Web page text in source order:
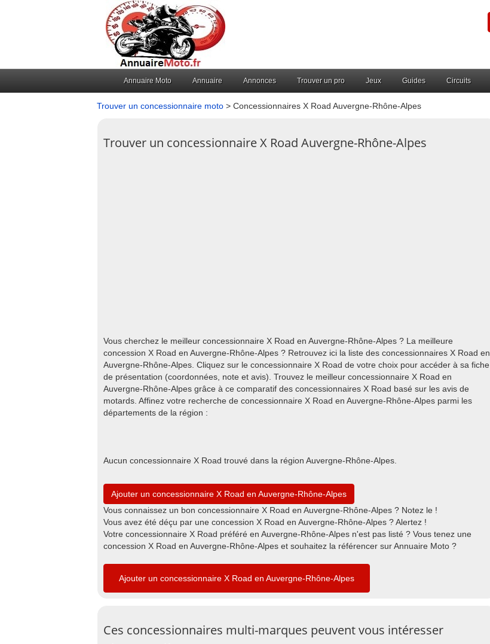
Annuaire Moto Annuaire Annonces Trouver un pro Jeux Guides Circuits
Trouver un concessionnaire moto > Concessionnaires X Road Auvergne-Rhône-Alpes
Trouver un concessionnaire X Road Auvergne-Rhône-Alpes
Vous cherchez le meilleur concessionnaire X Road en Auvergne-Rhône-Alpes ? La meilleure
concession X Road en Auvergne-Rhône-Alpes ? Retrouvez ici la liste des concessionnaires X Road en
Auvergne-Rhône-Alpes. Cliquez sur le concessionnaire X Road de votre choix pour accéder à sa fiche
de présentation (coordonnées, note et avis). Trouvez le meilleur concessionnaire X Road en
Auvergne-Rhône-Alpes grâce à ce comparatif des concessionnaires X Road basé sur les avis de
motards. Affinez votre recherche de concessionnaire X Road en Auvergne-Rhône-Alpes parmi les
départements de la région :
Aucun concessionnaire X Road trouvé dans la région Auvergne-Rhône-Alpes.
Ajouter un concessionnaire X Road en Auvergne-Rhône-Alpes
Vous connaissez un bon concessionnaire X Road en Auvergne-Rhône-Alpes ? Notez le !
Vous avez été déçu par une concession X Road en Auvergne-Rhône-Alpes ? Alertez !
Votre concessionnaire X Road préféré en Auvergne-Rhône-Alpes n'est pas listé ? Vous tenez une
concession X Road en Auvergne-Rhône-Alpes et souhaitez la référencer sur Annuaire Moto ?
Ajouter un concessionnaire X Road en Auvergne-Rhône-Alpes
Ces concessionnaires multi-marques peuvent vous intéresser